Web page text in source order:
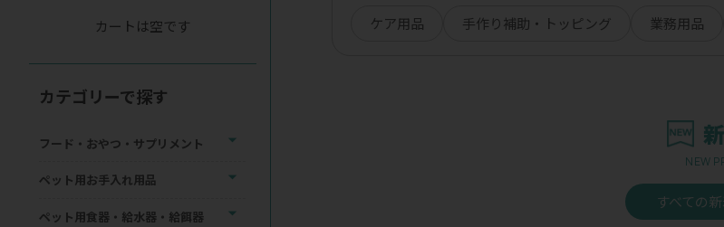
ケア用品 手作り補助・トッピング 業務用品
NEW
すべての
カートは空です
カテゴリーで探す
フード・おやつ・サプリメント
ペット用お手入れ用品
ペット用食器・給水器・給餌器